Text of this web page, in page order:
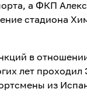
а ФКП
стадиона
в
лет проходил
из